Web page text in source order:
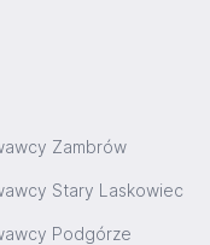
Zambrów
Stary Laskowiec
Podgórze